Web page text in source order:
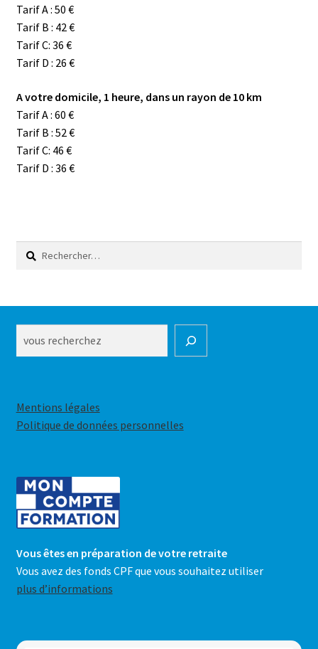
Tarif A : 50 €
Tarif B : 42 €
Tarif C: 36 €
Tarif D : 26 €
A votre domicile, 1 heure, dans un rayon de 10 km
Tarif A : 60 €
Tarif B : 52 €
Tarif C: 46 €
Tarif D : 36 €
Rechercher :
Mentions légales
Politique de données personnelles
Vous êtes en préparation de votre retraite
Vous avez des fonds CPF que vous souhaitez utiliser
plus d’informations